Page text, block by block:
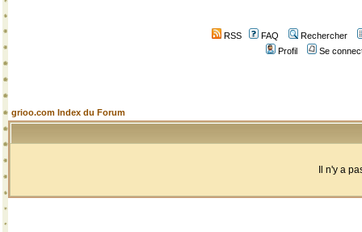
RSS FAQ
Rechercher
Profil
Se
grioo.com Index du Forum
Il n'y a